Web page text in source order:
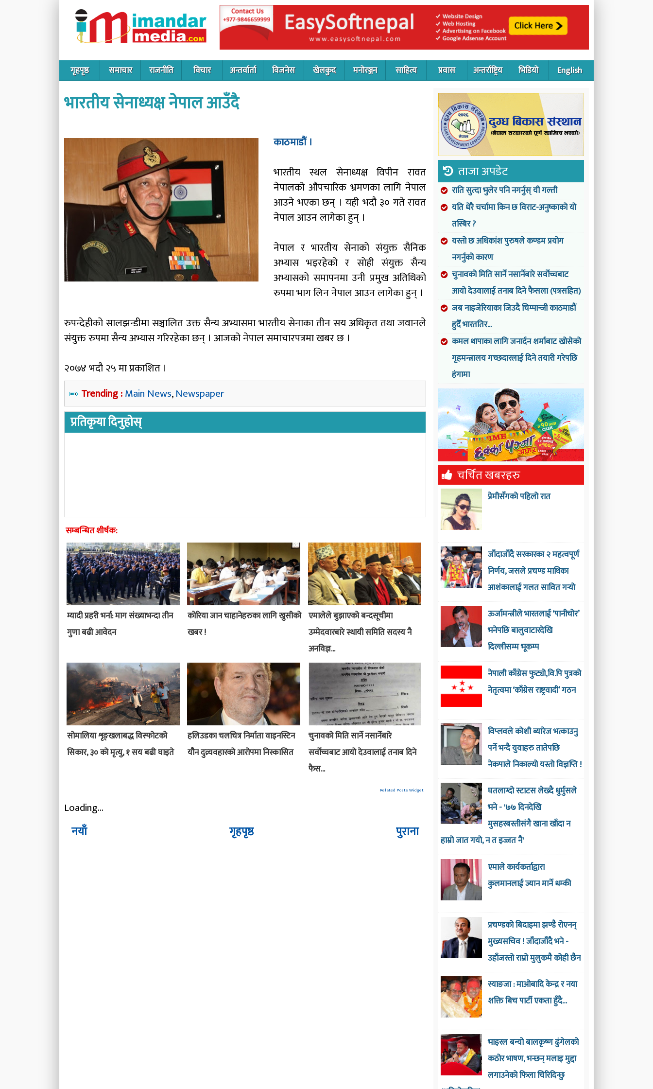
गृहपृष्ठ समाचार राजनीति विचार अन्तर्वार्ता विजनेस खेलकुद मनोरञ्जन साहित्य प्रवास अन्तर्राष्ट्रिय भिडियो English
भारतीय सेनाध्यक्ष नेपाल आउँदै
काठमाडौं ।
भारतीय स्थल सेनाध्यक्ष विपीन रावत
नेपालको औपचारिक भ्रमणका लागि नेपाल
आउने भएका छन् । यही भदौ ३० गते रावत
नेपाल आउन लागेका हुन् ।
नेपाल र भारतीय सेनाको संयुक्त सैनिक
अभ्यास भइरहेको र सोही संयुक्त सैन्य
अभ्यासको समापनमा उनी प्रमुख अतिथिको
रुपमा भाग लिन नेपाल आउन लागेका हुन् ।
रुपन्देहीको सालझन्डीमा सञ्चालित उक्त सैन्य अभ्यासमा भारतीय सेनाका तीन सय अधिकृत तथा जवानले
संयुक्त रुपमा सैन्य अभ्यास गरिरहेका छन् । आजको नेपाल समाचारपत्रमा खबर छ ।
२०७४ भदौ २५ मा प्रकाशित ।
Trending :Main News,Newspaper
प्रतिकृया दिनुहोस्
सम्बन्धित शीर्षक:
म्यादी प्रहरी भर्ना: माग संख्याभन्दा तीन
गुणा बढी आवेदन
कोरिया जान चाहानेहरुका लागि खुसीको
खबर !
एमालेले बुझाएको बन्दसूचीमा
उम्मेदवारबारे स्थायी समिति सदस्य नै
अनविज्ञ...
सोमालिया शृङ्खलाबद्ध विस्फोटको
सिकार, ३० को मृत्यु, १ सय बढी घाइते
हलिउडका चलचित्र निर्माता वाइनस्टिन
यौन दुव्र्यवहारको आरोपमा निस्कासित
चुनावको मिति सार्ने नसार्नेबारे
सर्वोच्चबाट आयो देउवालाई तनाब दिने
फैस...
Related Posts Widget
Loading...
नयाँ पुराना
गृहपृष्ठ
ताजा अपडेट
राति सुत्दा भुलेर पनि नगर्नुस् यी गल्ती
यति धेरै चर्चामा किन छ विराट-अनुष्काको यो
तस्बिर ?
यस्तो छ अधिकांश पुरुषले कण्डम प्रयोग
नगर्नुको कारण
चुनावको मिति सार्ने नसार्नेबारे सर्वोच्चबाट
आयो देउवालाई तनाब दिने फैसला (पत्रसहित)
जब नाइजेरियाका जिउदै चिम्पान्जी काठमाडौं
हुदैँ भारततिर...
कमल थापाका लागि जनार्दन शर्माबाट खोसेको
गृहमन्त्रालय गच्छदारलाई दिने तयारी गरेपछि
हंगामा
चर्चित खबरहरु
प्रेमीसँगको पहिलो रात
जाँदाजाँदै सरकारका २ महत्वपूर्ण
निर्णय, जसले प्रचण्ड माथिका
आशंकालाई गलत सावित गर्‍याे
ऊर्जामन्त्रीले भारतलाई ‘पानीचोर’
भनेपछि बालुवाटारदेखि
दिल्लीसम्म भूकम्प
नेपाली काँग्रेस फुट्यो,वि.पि पुत्रको
नेतृत्वमा ‘काँग्रेस राष्ट्रवादी’ गठन
विप्लवले कोशी ब्यारेज भत्काउनु
पर्ने भन्दै युवाहरु तातेपछि
नेकपाले निकाल्यो यस्तो विज्ञप्ति !
घतलाग्दो स्टाटस लेख्दै धुर्मुसले
भने - '७७ दिनदेखि
मुसहरबस्तीसंगै खाना खाँदा न
हाम्रो जात गयो, न त इज्जत नै'
एमाले कार्यकर्ताद्वारा
कुलमानलाई ज्यान मार्ने धम्की
प्रचण्डको बिदाइमा झण्डै रोएनन्
मुख्यसचिव ! जाँदाजाँदै भने -
उहाँजस्तो राम्रो मुलुकमै कोही छैन
स्याङजा : माओबादि केन्द्र र नया
शक्ति बिच पार्टी एकता हुँदै…
भाइरल बन्यो बालकृष्ण ढुंगेलको
कठोर भाषण, भन्छन् मलाइ मुद्दा
लगाउनेको फिला चिरिदिन्छु